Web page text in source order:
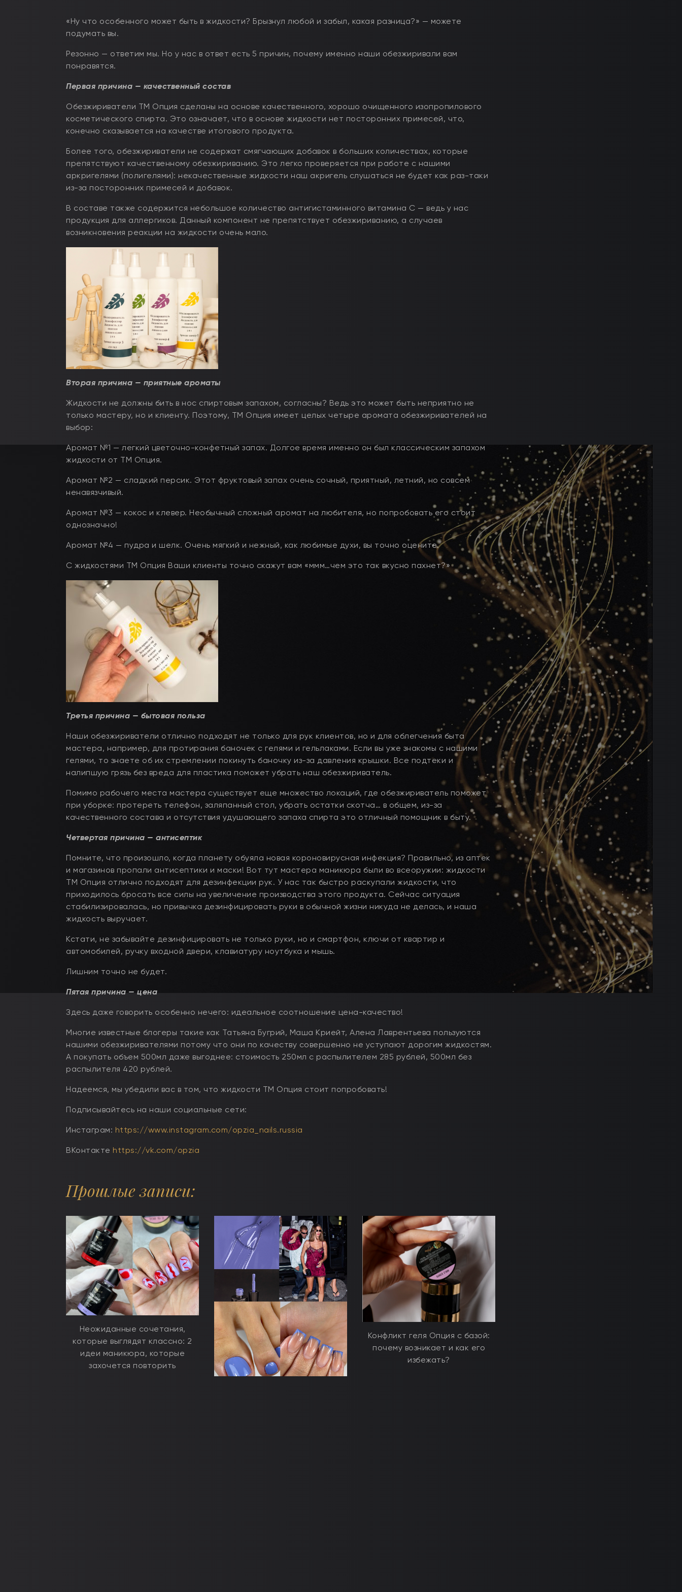
«Ну что особенного может быть в жидкости? Брызнул любой и забыл, какая разница?» — можете
подумать вы.
Резонно — ответим мы. Но у нас в ответ есть 5 причин, почему именно наши обезжиривали вам
понравятся.
Первая причина — качественный состав
Обезжириватели ТМ Опция сделаны на основе качественного, хорошо очищенного изопропилового
косметического спирта. Это означает, что в основе жидкости нет посторонних примесей, что,
конечно сказывается на качестве итогового продукта.
Более того, обезжириватели не содержат смягчающих добавок в больших количествах, которые
препятствуют качественному обезжириванию. Это легко проверяется при работе с нашими
аркригелями (полигелями): некачественные жидкости наш акригель слушаться не будет как раз-таки
из-за посторонних примесей и добавок.
В составе также содержится небольшое количество антигистаминного витамина С — ведь у нас
продукция для аллергиков. Данный компонент не препятствует обезжириванию, а случаев
возникновения реакции на жидкости очень мало.
Вторая причина — приятные ароматы
Жидкости не должны бить в нос спиртовым запахом, согласны? Ведь это может быть неприятно не
только мастеру, но и клиенту. Поэтому, ТМ Опция имеет целых четыре аромата обезжиривателей на
выбор:
Аромат №1 — легкий цветочно-конфетный запах. Долгое время именно он был классическим запахом
жидкости от ТМ Опция.
Аромат №2 — сладкий персик. Этот фруктовый запах очень сочный, приятный, летний, но совсем
ненавязчивый.
Аромат №3 — кокос и клевер. Необычный сложный аромат на любителя, но попробовать его стоит
однозначно!
Аромат №4 — пудра и шелк. Очень мягкий и нежный, как любимые духи, вы точно оцените.
С жидкостями ТМ Опция Ваши клиенты точно скажут вам «ммм…чем это так вкусно пахнет?»
Третья причина — бытовая польза
Наши обезжириватели отлично подходят не только для рук клиентов, но и для облегчения быта
мастера, например, для протирания баночек с гелями и гельлаками. Если вы уже знакомы с нашими
гелями, то знаете об их стремлении покинуть баночку из-за давления крышки. Все подтеки и
налипшую грязь без вреда для пластика поможет убрать наш обезжириватель.
Помимо рабочего места мастера существует еще множество локаций, где обезжириватель поможет
при уборке: протереть телефон, заляпанный стол, убрать остатки скотча… в общем, из-за
качественного состава и отсутствия удушающего запаха спирта это отличный помощник в быту.
Четвертая причина — антисептик
Помните, что произошло, когда планету обуяла новая короновирусная инфекция? Правильно, из аптек
и магазинов пропали антисептики и маски! Вот тут мастера маникюра были во всеоружии: жидкости
ТМ Опция отлично подходят для дезинфекции рук. У нас так быстро раскупали жидкости, что
приходилось бросать все силы на увеличение производства этого продукта. Сейчас ситуация
стабилизировалась, но привычка дезинфицировать руки в обычной жизни никуда не делась, и наша
жидкость выручает.
Кстати, не забывайте дезинфицировать не только руки, но и смартфон, ключи от квартир и
автомобилей, ручку входной двери, клавиатуру ноутбука и мышь.
Лишним точно не будет.
Пятая причина — цена
Здесь даже говорить особенно нечего: идеальное соотношение цена-качество!
Многие известные блогеры такие как Татьяна Бугрий, Маша Криейт, Алена Лаврентьева пользуются
нашими обезжиривателями потому что они по качеству совершенно не уступают дорогим жидкостям.
А покупать объем 500мл даже выгоднее: стоимость 250мл с распылителем 285 рублей, 500мл без
распылителя 420 рублей.
Надеемся, мы убедили вас в том, что жидкости ТМ Опция стоит попробовать!
Подписывайтесь на наши социальные сети:
Инстаграм: https://www.instagram.com/opzia_nails.russia
ВКонтакте https://vk.com/opzia
Прошлые записи:
Неожиданные сочетания,
которые выглядят классно: 2
идеи маникюра, которые
захочется повторить
Конфликт геля Опция с базой:
почему возникает и как его
избежать?